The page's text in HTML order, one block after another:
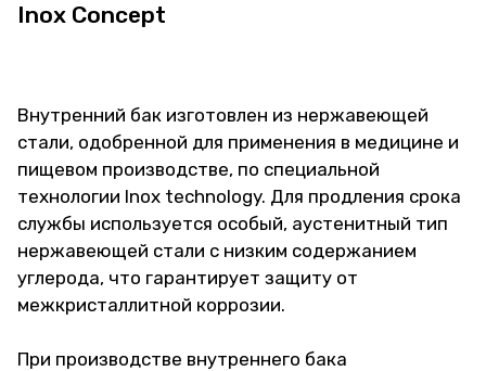
Inox Concept
Внутренний бак изготовлен из нержавеющей
стали, одобренной для применения в медицине и
пищевом производстве, по специальной
технологии Inox technology. Для продления срока
службы используется особый, аустенитный тип
нержавеющей стали с низким содержанием
углерода, что гарантирует защиту от
межкристаллитной коррозии.
При производстве внутреннего бака